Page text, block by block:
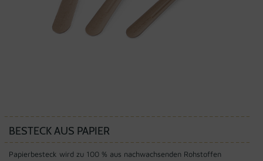
BESTECK AUS PAPIER
Papierbesteck wird zu 100 % aus nachwachsenden Rohstoffen